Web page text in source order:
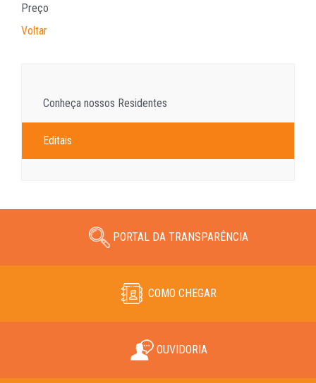
Preço
Voltar
Conheça nossos Residentes
Editais
PORTAL DA TRANSPARÊNCIA
COMO CHEGAR
OUVIDORIA